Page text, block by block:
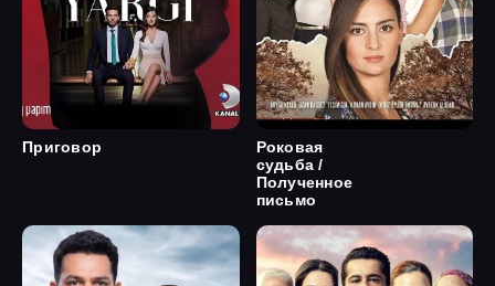
Приговор
Роковая
судьба /
Полученное
письмо